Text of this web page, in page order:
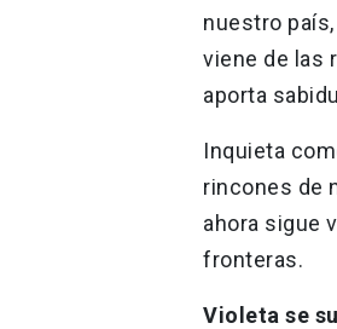
nuestro
viene de las
aporta
Inquieta
rincones de
ahora sigue
fronteras.
Violeta se